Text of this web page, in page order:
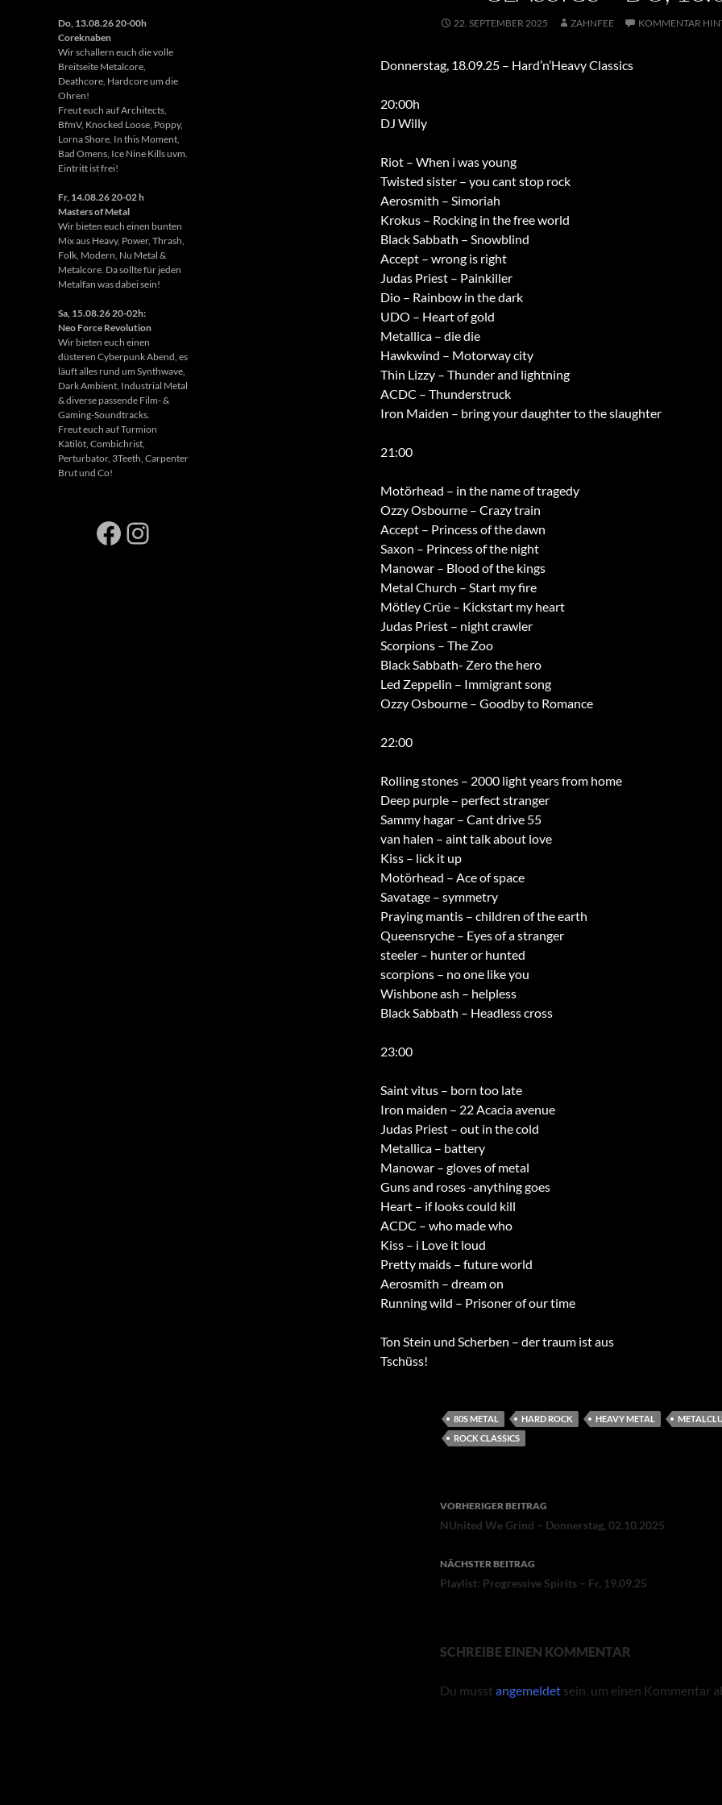
22. SEPTEMBER 2025 ZAHNFEE KOMMENTAR
Donnerstag, 18.09.25 – Hard’n’Heavy Classics
20:00h
DJ Willy
Riot – When i was young
Twisted sister – you cant stop rock
Aerosmith – Simoriah
Krokus – Rocking in the free world
Black Sabbath – Snowblind
Accept – wrong is right
Judas Priest – Painkiller
Dio – Rainbow in the dark
UDO – Heart of gold
Metallica – die die
Hawkwind – Motorway city
Thin Lizzy – Thunder and lightning
ACDC – Thunderstruck
Iron Maiden – bring your daughter to the slaughter
21:00
Motörhead – in the name of tragedy
Ozzy Osbourne – Crazy train
Accept – Princess of the dawn
Saxon – Princess of the night
Manowar – Blood of the kings
Metal Church – Start my fire
Mötley Crüe – Kickstart my heart
Judas Priest – night crawler
Scorpions – The Zoo
Black Sabbath- Zero the hero
Led Zeppelin – Immigrant song
Ozzy Osbourne – Goodby to Romance
22:00
Rolling stones – 2000 light years from home
Deep purple – perfect stranger
Sammy hagar – Cant drive 55
van halen – aint talk about love
Kiss – lick it up
Motörhead – Ace of space
Savatage – symmetry
Praying mantis – children of the earth
Queensryche – Eyes of a stranger
steeler – hunter or hunted
scorpions – no one like you
Wishbone ash – helpless
Black Sabbath – Headless cross
23:00
Saint vitus – born too late
Iron maiden – 22 Acacia avenue
Judas Priest – out in the cold
Metallica – battery
Manowar – gloves of metal
Guns and roses -anything goes
Heart – if looks could kill
ACDC – who made who
Kiss – i Love it loud
Pretty maids – future world
Aerosmith – dream on
Running wild – Prisoner of our time
Ton Stein und Scherben – der traum ist aus
Tschüss!
80S METAL HARD ROCK HEAVY METAL
ROCK CLASSICS
Beitragsnavigation
VORHERIGER BEITRAG
NUnited We Grind – Donnerstag, 02.10.2025
NÄCHSTER BEITRAG
Playlist: Progressive Spirits – Fr, 19.09.25
SCHREIBE EINEN KOMMENTAR
Du musst angemeldet sein, um einen Kommentar
Do, 13.08.26 20-00h
Coreknaben
Wir schallern euch die volle
Breitseite Metalcore,
Deathcore, Hardcore um die
Ohren!
Freut euch auf Architects,
BfmV, Knocked Loose, Poppy,
Lorna Shore, In this Moment,
Bad Omens, Ice Nine Kills uvm.
Eintritt ist frei!
Fr, 14.08.26 20-02 h
Masters of Metal
Wir bieten euch einen bunten
Mix aus Heavy, Power, Thrash,
Folk, Modern, Nu Metal &
Metalcore. Da sollte für jeden
Metalfan was dabei sein!
Sa, 15.08.26 20-02h:
Neo Force Revolution
Wir bieten euch einen
düsteren Cyberpunk Abend, es
läuft alles rund um Synthwave,
Dark Ambient, Industrial Metal
& diverse passende Film- &
Gaming-Soundtracks.
Freut euch auf Turmion
Kätilöt, Combichrist,
Perturbator, 3Teeth, Carpenter
Brut und Co!
Facebook
Instagram